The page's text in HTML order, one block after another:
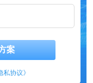
案
私协议》